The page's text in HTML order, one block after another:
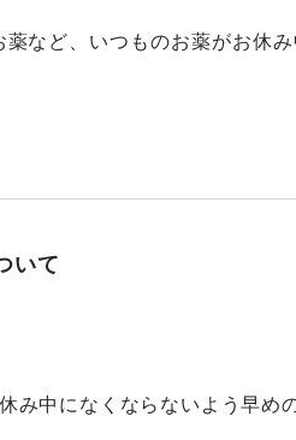
など、いつものお薬がお休
いて
み中になくならないよう早め